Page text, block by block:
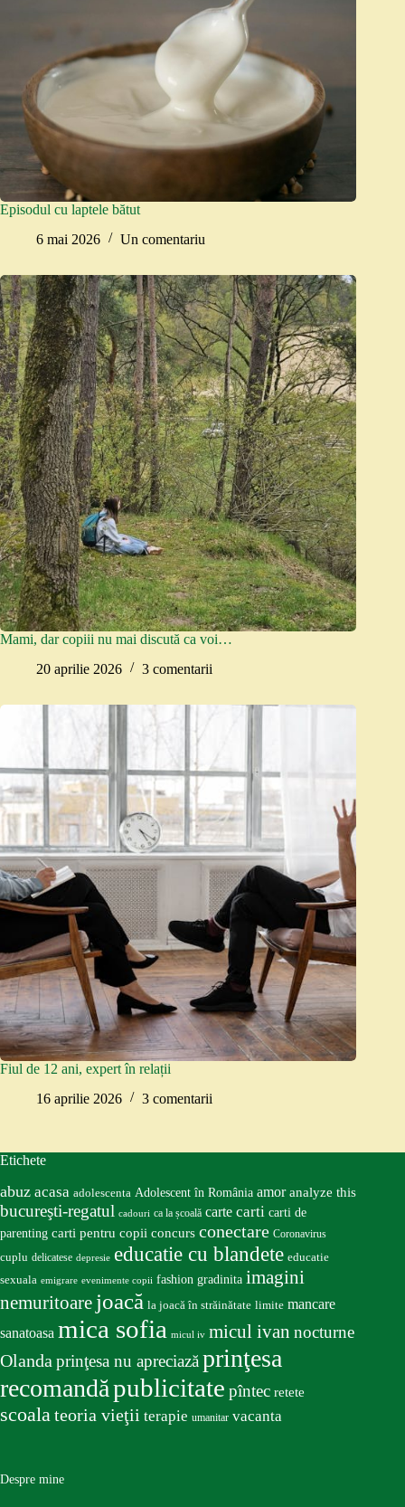
Episodul cu laptele bătut
6 mai 2026
Un comentariu
Mami, dar copiii nu mai discută ca voi…
20 aprilie 2026
3 comentarii
Fiul de 12 ani, expert în relații
16 aprilie 2026
3 comentarii
Etichete
abuz acasa adolescenta Adolescent în România amor analyze this
bucureşti-regatul cadouri ca la școală carte carti carti de
parenting carti pentru copii concurs conectare Coronavirus
cuplu delicatese depresie educatie cu blandete educatie
sexuala emigrare evenimente copii fashion gradinita imagini
nemuritoare joacă la joacă în străinătate limite mancare
sanatoasa mica sofia micul iv micul ivan nocturne
Olandaprinţesa nu apreciazăprinţesa
recomandăpublicitate pîntec retete
scoalateoria vieţii terapie umanitar vacanta
Despre mine